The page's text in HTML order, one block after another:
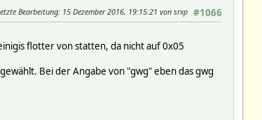
#1066
Bearbeitung: 15 Dezember 2016, 19:15:21 von srxp
flotter von statten, da nicht auf 0x05
Bei der Angabe von "gwg" eben das gwg